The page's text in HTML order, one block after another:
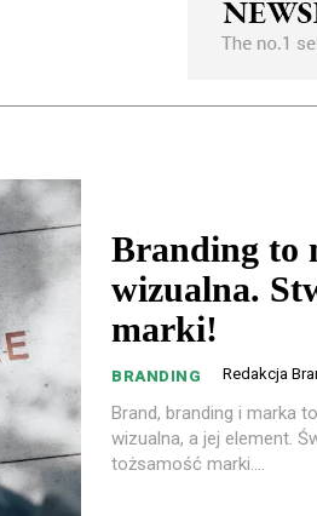
Branding to
wizualna.
marki!
BRANDING Redakcja
Brand, branding i marka
wizualna, a jej element.
tożsamość marki....